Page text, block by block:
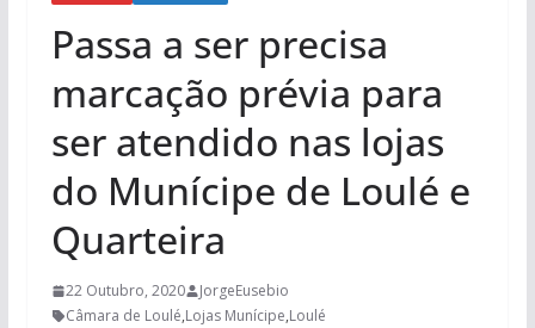
Passa a ser precisa
marcação prévia para
ser atendido nas lojas
do Munícipe de Loulé e
Quarteira
22 Outubro, 2020
JorgeEusebio
Câmara de Loulé,Lojas Munícipe,Loulé